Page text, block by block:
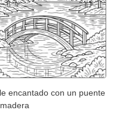
encantado con un puente